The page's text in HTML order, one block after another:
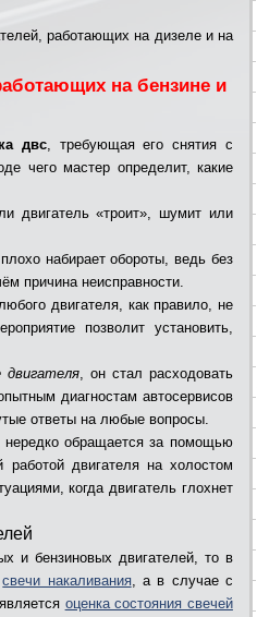
работающих на дизеле и на
на бензине и
двс, требующая его снятия с
чего мастер определит, какие
двигатель «троит», шумит или
набирает обороты, ведь без
причина неисправности.
двигателя, как правило, не
позволит установить,
двигателя, он стал расходовать
диагностам автосервисов
ответы на любые вопросы.
нередко обращается за помощью
работой двигателя на холостом
когда двигатель глохнет
и бензиновых двигателей, то в
свечи накаливания, а в случае с
оценка состояния свечей